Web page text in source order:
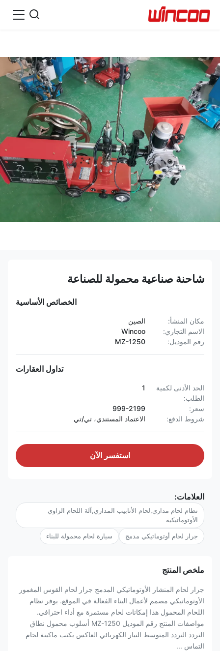
شاحنة صناعية محمولة للصناعة
الخصائص الأساسية
مكان المنشأ:
الصين
الاسم التجاري:
Wincoo
رقم الموديل:
MZ-1250
تداول العقارات
الحد الأدنى لكمية
الطلب:
1
سعر:
999-2199
شروط الدفع:
الاعتماد المستندي، تي/تي
استفسر الآن
العلامات:
نظام لحام مداري,لحام الأنابيب المداري,آلة اللحام الزاوي
الأوتوماتيكية
جرار لحام أوتوماتيكي مدمج سيارة لحام محمولة للبناء
ملخص المنتج
جرار لحام المنشار الأوتوماتيكي المدمج جرار لحام القوس المغمور
الأوتوماتيكي مصمم لأعمال البناء الفعالة في الموقع. يوفر نظام
اللحام المحمول هذا إمكانات لحام مستمرة مع أداء احترافي.
مواصفات المنتج رقم الموديل MZ-1250 أسلوب محمول نطاق
التردد التردد المتوسط التيار الكهربائي العاكس يكتب ماكينة لحام
التماس ...